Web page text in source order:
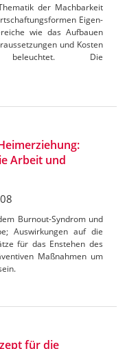
der Machbarkeit
Eigen-
wie das Aufbauen
und Kosten
beleuchtet. Die
Arbeit und
Burnout-Syndrom und
Auswirkungen auf die
für das Enstehen des
Maßnahmen um
für die